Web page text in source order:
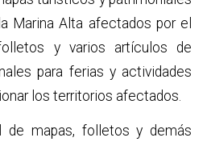
Marina Alta afectados por el
y varios artículos de
para ferias y actividades
los territorios afectados.
de mapas, folletos y demás